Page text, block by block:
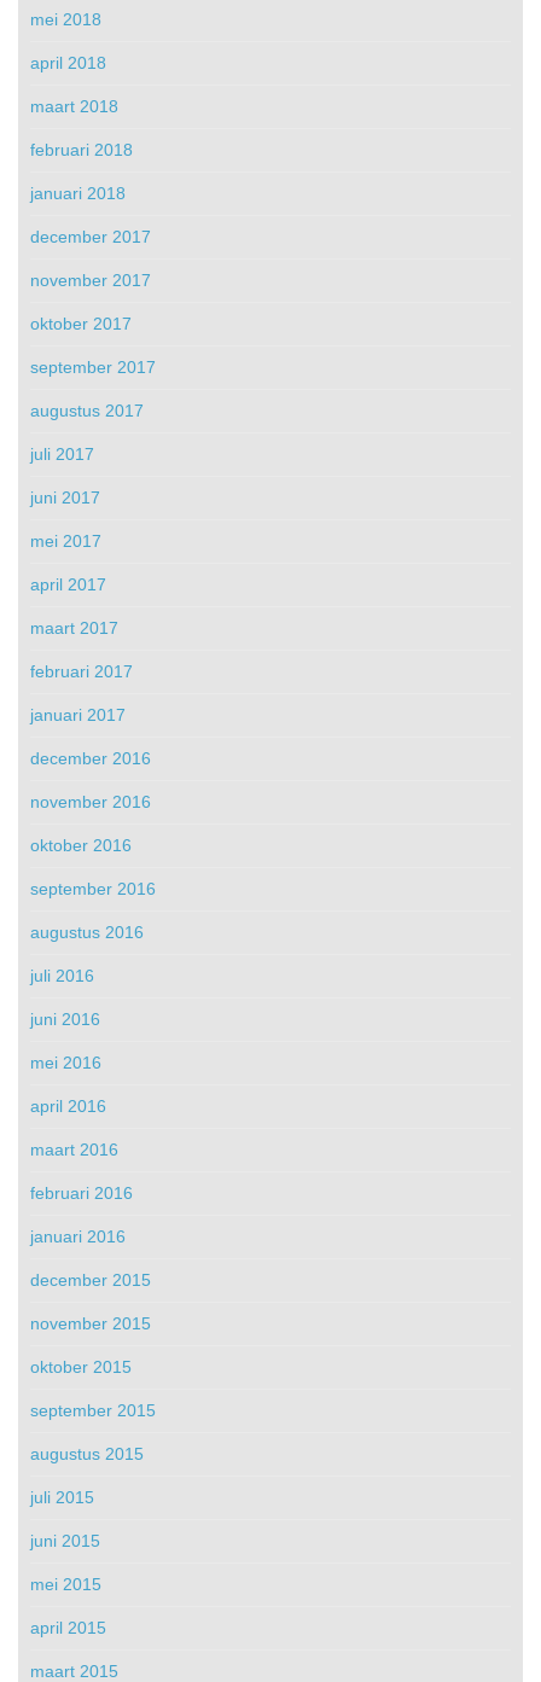
mei 2018
april 2018
maart 2018
februari 2018
januari 2018
december 2017
november 2017
oktober 2017
september 2017
augustus 2017
juli 2017
juni 2017
mei 2017
april 2017
maart 2017
februari 2017
januari 2017
december 2016
november 2016
oktober 2016
september 2016
augustus 2016
juli 2016
juni 2016
mei 2016
april 2016
maart 2016
februari 2016
januari 2016
december 2015
november 2015
oktober 2015
september 2015
augustus 2015
juli 2015
juni 2015
mei 2015
april 2015
maart 2015